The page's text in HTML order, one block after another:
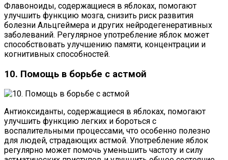
Флавоноиды, содержащиеся в яблоках, помогают
улучшить функцию мозга, снизить риск развития
болезни Альцгеймера и других нейродегенеративных
заболеваний. Регулярное употребление яблок может
способствовать улучшению памяти, концентрации и
когнитивных способностей.
10. Помощь в борьбе с астмой
Антиоксиданты, содержащиеся в яблоках, помогают
улучшить функцию легких и бороться с
воспалительными процессами, что особенно полезно
для людей, страдающих астмой. Употребление яблок
регулярно может помочь уменьшить частоту и силу